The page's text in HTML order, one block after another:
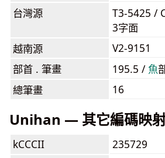
台灣源
T3-5425 /
3字面
越南源
V2-9151
部首 . 筆畫
195.5 / ⿂
總筆畫
16
Unihan — 其它編碼映
kCCCII
235729